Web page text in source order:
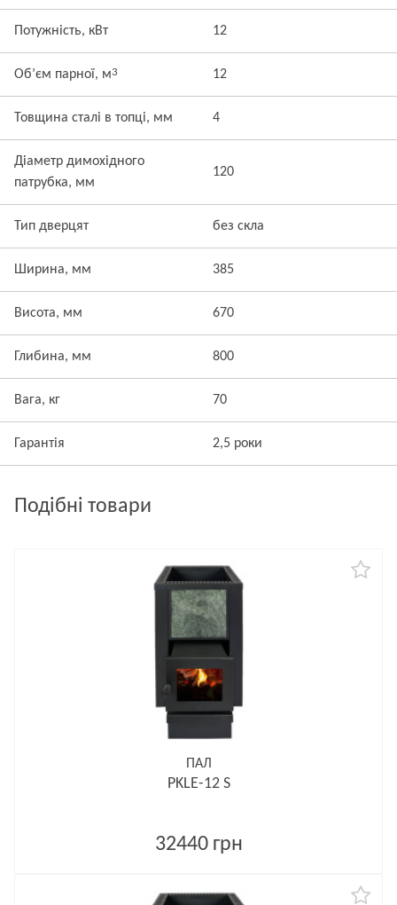
Потужність, кВт 12
Об’єм парної, м3 12
Товщина сталі в топці, мм 4
Діаметр димохідного
патрубка, мм
120
Тип дверцят без скла
Ширина, мм 385
Висота, мм 670
Глибина, мм 800
Вага, кг 70
Гарантія 2,5 роки
Подібні товари
ПАЛ
PKLE-12 S
32440 грн